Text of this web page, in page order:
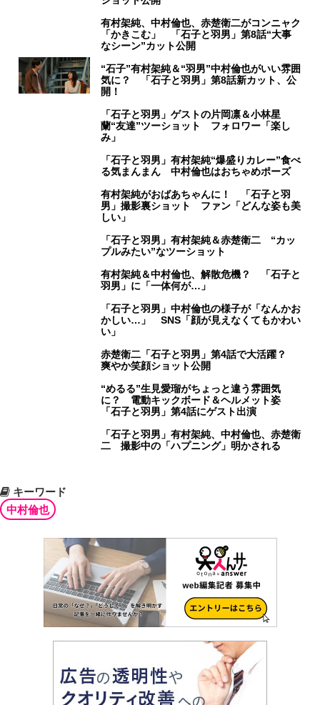
有村架純、中村倫也、赤楚衛二がコンニャク
「かきこむ」 「石子と羽男」第8話“大事
なシーン”カット公開
“石子”有村架純＆“羽男”中村倫也がいい雰囲
気に？ 「石子と羽男」第8話新カット、公
開！
「石子と羽男」ゲストの片岡凛＆小林星
蘭“友達”ツーショット フォロワー「楽し
み」
「石子と羽男」有村架純“爆盛りカレー”食べ
る気まんまん 中村倫也はおちゃめポーズ
有村架純がおばあちゃんに！ 「石子と羽
男」撮影裏ショット ファン「どんな姿も美
しい」
「石子と羽男」有村架純＆赤楚衛二 “カッ
プルみたい”なツーショット
有村架純＆中村倫也、解散危機？ 「石子と
羽男」に「一体何が…」
「石子と羽男」中村倫也の様子が「なんかお
かしい…」 SNS「顔が見えなくてもかわい
い」
赤楚衛二「石子と羽男」第4話で大活躍？
爽やか笑顔ショット公開
“めるる”生見愛瑠がちょっと違う雰囲気
に？ 電動キックボード＆ヘルメット姿
「石子と羽男」第4話にゲスト出演
「石子と羽男」有村架純、中村倫也、赤楚衛
二 撮影中の「ハプニング」明かされる
キーワード
中村倫也